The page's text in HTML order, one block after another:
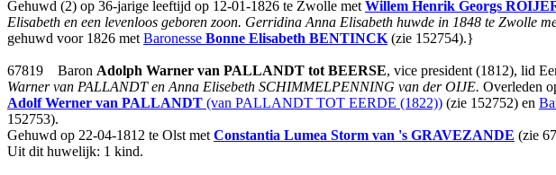
Gehuwd (2) op 36-jarige leeftijd op 12-01-1826 te Zwolle met Willem Henrik Georgs
Elisabeth en een levenloos geboren zoon. Gerridina Anna Elisabeth huwde in 1848 te Zwolle
gehuwd voor 1826 met Baronesse Bonne Elisabeth BENTINCK (zie 152754).}
67819 Baron Adolph Warner van PALLANDT tot BEERSE, vice president (1812), lid
Warner van PALLANDT en Anna Elisebeth SCHIMMELPENNING van der OIJE. Overleden
Adolf Werner van PALLANDT (van PALLANDT TOT EERDE (1822)) (zie 152752) en
152753).
Gehuwd op 22-04-1812 te Olst met Constantia Lumea Storm van 's GRAVEZANDE (zie
Uit dit huwelijk: 1 kind.